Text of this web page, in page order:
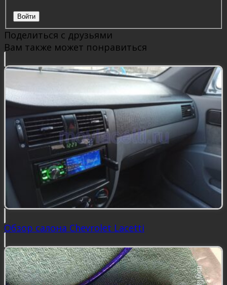
Войти
Поделиться с друзьями
Вам также может понравиться
Обзор салона Chevrolet Lacetti